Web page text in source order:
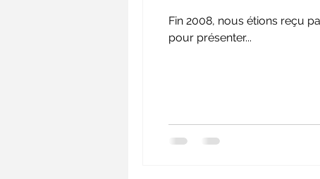
Fin 2008, nous étions reçu
pour présenter...